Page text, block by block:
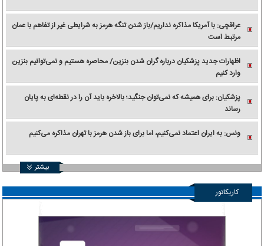
عراقچی: با آمریکا مذاکره نداریم/باز شدن تنگه هرمز به شرایطی غیر از تفاهم با عمان
مرتبط است
اظهارات جدید پزشکیان درباره گران شدن بنزین/ محاصره هستیم و نمی‌توانیم بنزین
وارد کنیم
پزشکیان: برای همیشه که نمی‌توان جنگید؛ بالاخره باید آن را در نقطه‌ای به پایان
رساند
ونس: به ایران اعتماد نمی‌کنیم، اما برای باز شدن هرمز با تهران مذاکره می‌کنیم
بیشتر
کاریکاتور